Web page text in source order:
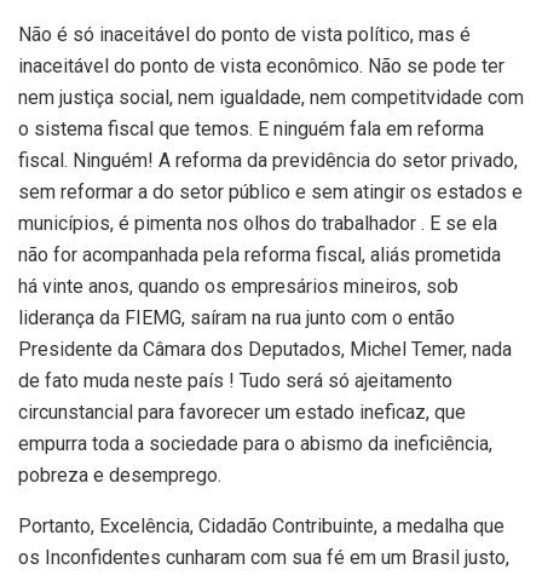
Não é só inaceitável do ponto de vista político, mas é
inaceitável do ponto de vista econômico. Não se pode ter
nem justiça social, nem igualdade, nem competitvidade com
o sistema fiscal que temos. E ninguém fala em reforma
fiscal. Ninguém! A reforma da previdência do setor privado,
sem reformar a do setor público e sem atingir os estados e
municípios, é pimenta nos olhos do trabalhador . E se ela
não for acompanhada pela reforma fiscal, aliás prometida
há vinte anos, quando os empresários mineiros, sob
liderança da FIEMG, saíram na rua junto com o então
Presidente da Câmara dos Deputados, Michel Temer, nada
de fato muda neste país ! Tudo será só ajeitamento
circunstancial para favorecer um estado ineficaz, que
empurra toda a sociedade para o abismo da ineficiência,
pobreza e desemprego.
Portanto, Excelência, Cidadão Contribuinte, a medalha que
os Inconfidentes cunharam com sua fé em um Brasil justo,